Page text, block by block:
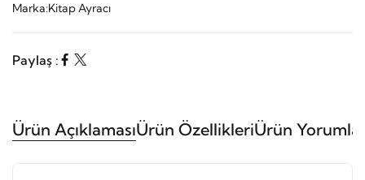
Marka:Kitap Ayracı
Paylaş :
Ürün AçıklamasıÜrün ÖzellikleriÜrün